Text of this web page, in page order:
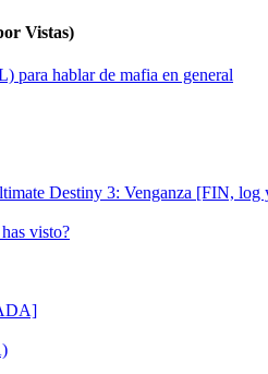
Vistas)
hablar de mafia en general
Destiny 3: Venganza [FIN, log
visto?